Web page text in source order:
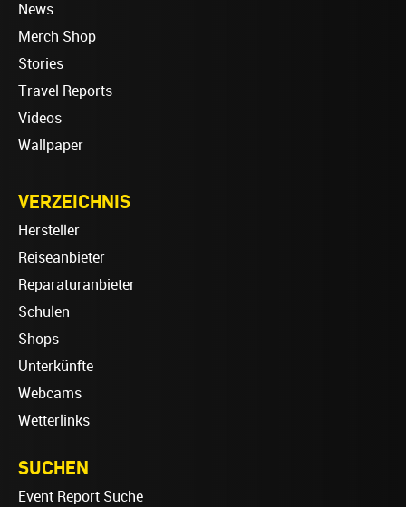
News
Merch Shop
Stories
Travel Reports
Videos
Wallpaper
VERZEICHNIS
Hersteller
Reiseanbieter
Reparaturanbieter
Schulen
Shops
Unterkünfte
Webcams
Wetterlinks
SUCHEN
Event Report Suche